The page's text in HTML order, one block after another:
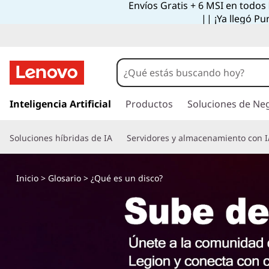
u
é
e
Envíos Gratis + 6 MSI en
|| ¡Ya llegó
r
c
o
Inteligencia Artificial Productos Soluciones de
Soluciones híbridas de IA Servidores y almacenamiento con
Inicio> Glosario> ¿Qué es un disco?